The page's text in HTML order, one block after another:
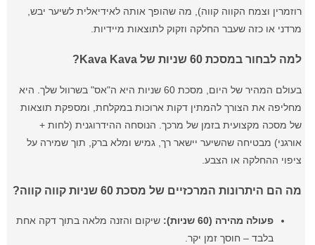
רוזמרין וצמח הקווה קווה), מה שהופך אותה לאידיאלית לשיער יבש,
מרדני או כזה שעבר החלקה וזקוק לתוצאות מיידיות.
למה לבחור במסכת 60 שניות של Kava Kava?
בעולם המהיר של היום, מסכת 60 שניות היא ה"אס" בשרוול שלך. היא
מחליפה את הצורך להמתין דקות ארוכות במקלחת, ומספקת תוצאות
של מסכה מקצועית בזמן של מרכך. הנוסחה ההידרוגנית (לחות +
אורגני) מבטיחה שהשיער יישאר רך, גמיש ומלא ברק, תוך שמירה על
ציפוי ההחלקה או הצבע.
מה הם היתרונות המרכזיים של מסכת 60 שניות קווה קווה?
פעולה מהירה (60 שניות):
שיקום והזנה מלאה בתוך דקה אחת
בלבד – חוסך זמן יקר.